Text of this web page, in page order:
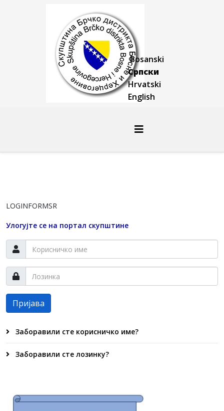
Bosanski
Српски
Hrvatski
English
LOGINFORMSR
Улогујте се на портал скупштине
Пријава
Заборавили сте корисничко име?
Заборавили сте лозинку?